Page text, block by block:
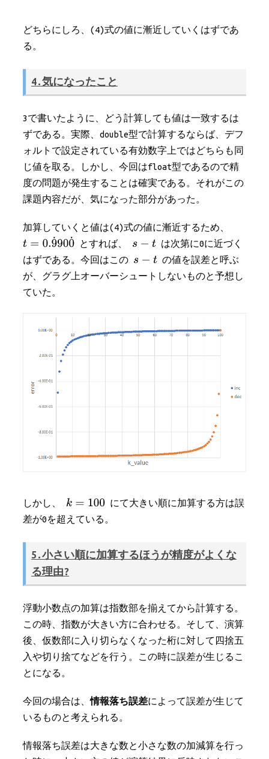
どちらにしろ、(4)式の値に漸近していくはずであ
る。
4.気になったこと
3で書いたように、どう計算しても値は一致するは
ずである。実際、double型で計算するならば、デフ
ォルトで設定されている有効数字上ではどちらも同
じ値を取る。しかし、今回はfloat型であるので精
度の問題が発生することは確実である。それがこの
課題内容だが、気になった部分があった。
加算していくと値は(4)式の値に漸近するため、
とすれば、
は次第に0に近づく
はずである。今回はこの
の値を誤差と呼ぶ
が、グラグ上オーバーシュートしないものと予想し
ていた。
しかし、
にて大きい順に加算する方は誤
差が0を超えている。
5.小さい順に加算するほうが精度がよくな
る理由?
浮動小数点の加算は指数部を揃えてから計算する。
この時、指数が大きい方に合わせる。そして、演算
後、仮数部に入り切らなくなった桁に対して四捨五
入や切り捨てなどを行う。この時に誤差が生じるこ
とになる。
今回の場合は、情報落ち誤差によって誤差が生じて
いるものと考えられる。
情報落ち誤差は大きな数と小さな数の加減算を行っ